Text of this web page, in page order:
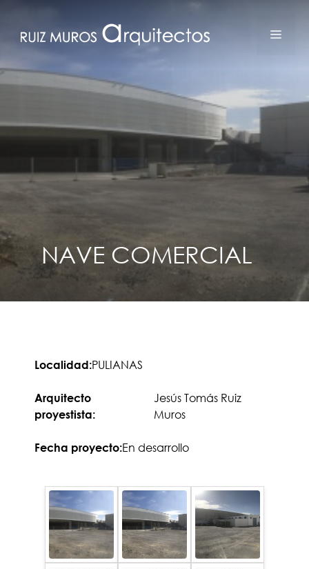
contenido
NAVE COMERCIAL
Localidad:PULIANAS
Arquitecto
proyestista:
Jesús Tomás Ruiz
Muros
Fecha proyecto:En desarrollo